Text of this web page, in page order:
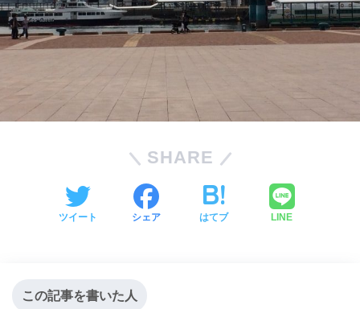
SHARE
ツイート シェア はてブ LINE
この記事を書いた人